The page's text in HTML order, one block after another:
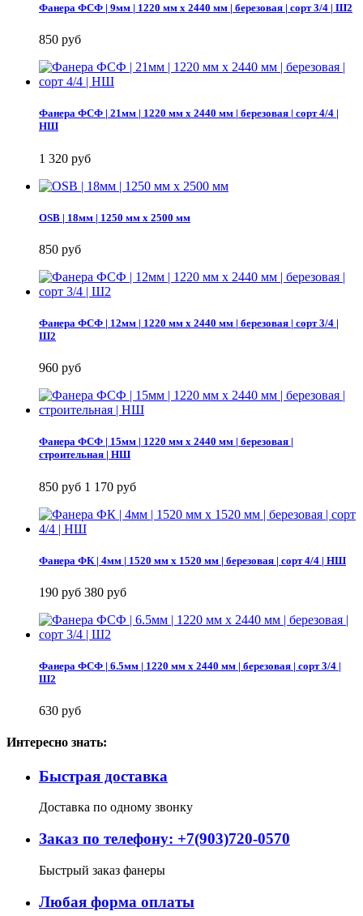
Фанера ФСФ | 9мм | 1220 мм х 2440 мм | березовая | сорт 3/4 | Ш2
850 руб
Фанера ФСФ | 21мм | 1220 мм х 2440 мм | березовая | сорт 4/4 |
НШ
1 320 руб
OSB | 18мм | 1250 мм х 2500 мм
850 руб
Фанера ФСФ | 12мм | 1220 мм х 2440 мм | березовая | сорт 3/4 |
Ш2
960 руб
Фанера ФСФ | 15мм | 1220 мм х 2440 мм | березовая |
строительная | НШ
850 руб 1 170 руб
Фанера ФК | 4мм | 1520 мм х 1520 мм | березовая | сорт 4/4 | НШ
190 руб 380 руб
Фанера ФСФ | 6.5мм | 1220 мм х 2440 мм | березовая | сорт 3/4 |
Ш2
630 руб
Интересно знать:
Быстрая доставка
Доставка по одному звонку
Заказ по телефону: +7(903)720-0570
Быстрый заказ фанеры
Любая форма оплаты